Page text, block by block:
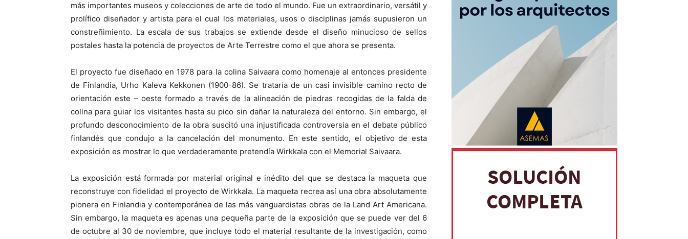
más importantes museos y colecciones de arte de todo el mundo. Fue un extraordinario, versátil y
prolífico diseñador y artista para el cual los materiales, usos o disciplinas jamás supusieron un
constreñimiento. La escala de sus trabajos se extiende desde el diseño minucioso de sellos
postales hasta la potencia de proyectos de Arte Terrestre como el que ahora se presenta.
El proyecto fue diseñado en 1978 para la colina Saivaara como homenaje al entonces presidente
de Finlandia, Urho Kaleva Kekkonen (1900-86). Se trataría de un casi invisible camino recto de
orientación este – oeste formado a través de la alineación de piedras recogidas de la falda de
colina para guiar los visitantes hasta su pico sin dañar la naturaleza del entorno. Sin embargo, el
profundo desconocimiento de la obra suscitó una injustificada controversia en el debate público
finlandés que condujo a la cancelación del monumento. En este sentido, el objetivo de esta
exposición es mostrar lo que verdaderamente pretendía Wirkkala con el Memorial Saivaara.
La exposición está formada por material original e inédito del que se destaca la maqueta que
reconstruye con fidelidad el proyecto de Wirkkala. La maqueta recrea así una obra absolutamente
pionera en Finlandia y contemporánea de las más vanguardistas obras de la Land Art Americana.
Sin embargo, la maqueta es apenas una pequeña parte de la exposición que se puede ver del 6
de octubre al 30 de noviembre, que incluye todo el material resultante de la investigación, como